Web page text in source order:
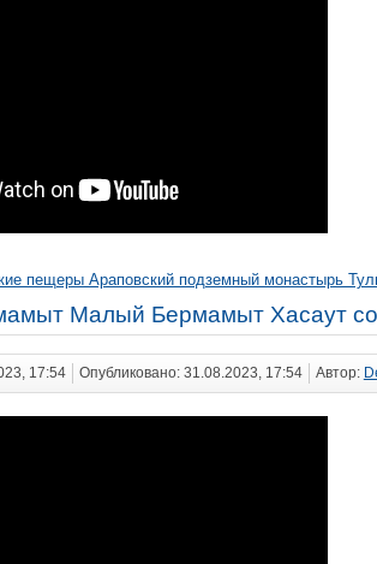
пещеры Араповский подземный монастырь
Малый Бермамыт Хасаут
17:54 Опубликовано: 31.08.2023, 17:54 Автор: